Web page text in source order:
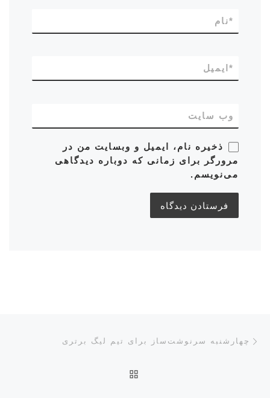
نام*
ایمیل *
وب‌ سایت
ذخیره نام، ایمیل و وبسایت من در
مرورگر برای زمانی که دوباره دیدگاهی
می‌نویسم.
ناوبری پست‌ها
چهارشنبه سرنوشت‌ساز برای تیم لیگ برتری
بازگشت به صفحه اصلی